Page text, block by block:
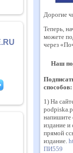
Дорогие
Теперь,
можете
через
Наш
способов:
1) На
напишите
издание и
прямой
издание.
ПИ559